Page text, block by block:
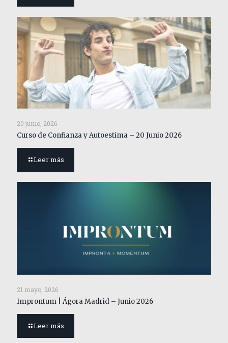
20 junio, 2026
Curso de Confianza y Autoestima – 20 Junio 2026
Leer más
21 mayo, 2026
Improntum | Ágora Madrid – Junio 2026
Leer más